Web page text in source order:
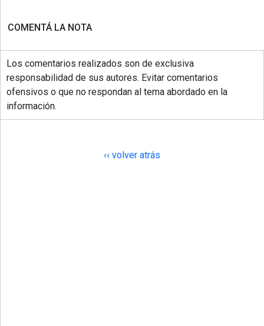
COMENTÁ LA NOTA
Los comentarios realizados son de exclusiva
responsabilidad de sus autores. Evitar comentarios
ofensivos o que no respondan al tema abordado en la
información.
‹‹ volver atrás